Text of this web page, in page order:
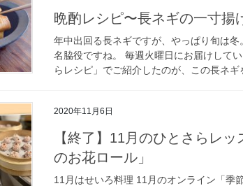
晩酌レシピ〜長ネギの一寸揚
年中出回る長ネギですが、やっぱり旬は
名脇役ですね。 毎週火曜日にお届けして
らレシピ」でご紹介したのが、この長ネ
2020年11月6日
【終了】11月のひとさらレッスン「肉団子のもち米蒸しと根菜
のお花ロール」
11月はせいろ料理 11月のオンライン「季